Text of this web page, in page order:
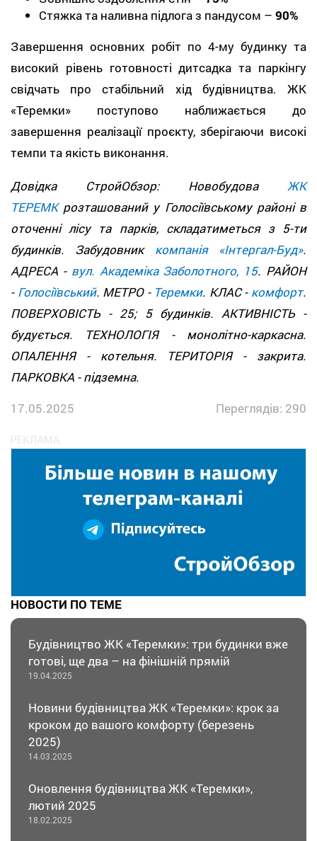
Стяжка та наливна підлога з пандусом – 90%
Завершення основних робіт по 4-му будинку та
високий рівень готовності дитсадка та паркінгу
свідчать про стабільний хід будівництва. ЖК
«Теремки» поступово наближається до
завершення реалізації проєкту, зберігаючи високі
темпи та якість виконання.
Довідка СтройОбзор: Новобудова ЖК
ТЕРЕМКрозташований у Голосіївському районі в
оточенні лісу та парків, складатиметься з 5-ти
будинків. Забудовник компанія «Інтергал-Буд».
АДРЕСА - вул. Академіка Заболотного, 15. РАЙОН
- Голосіївський. МЕТРО - Теремки. КЛАС - комфорт.
ПОВЕРХОВІСТЬ - 25; 5 будинків. АКТИВНІСТЬ -
будується. ТЕХНОЛОГІЯ - монолітно-каркасна.
ОПАЛЕННЯ - котельня. ТЕРИТОРІЯ - закрита.
ПАРКОВКА - підземна.
17.05.2025
Переглядів: 290
НОВОСТИ ПО ТЕМЕ
Будівництво ЖК «Теремки»: три будинки вже
готові, ще два – на фінішній прямій
19.04.2025
Новини будівництва ЖК «Теремки»: крок за
кроком до вашого комфорту (березень
2025)
14.03.2025
Оновлення будівництва ЖК «Теремки»,
лютий 2025
18.02.2025